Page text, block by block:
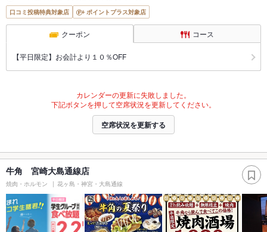
口コミ投稿特典対象店 ポイントプラス対象店
クーポン コース
【平日限定】お会計より１０％OFF
カレンダーの更新に失敗しました。
下記ボタンを押して空席状況を更新してください。
空席状況を更新する
牛角 宮崎大島通線店
焼肉・ホルモン 花ヶ島・神宮・大島通線